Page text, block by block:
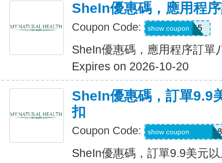
SheIn優惠碼，應用程
Coupon Code: APP15
show coupon
SheIn優惠碼，應用程序訂單
Expires on 2026-10-20
SheIn優惠碼，訂單9.9
扣
Coupon Code: A6USquimimo7718
show coupon
SheIn優惠碼，訂單9.9美元